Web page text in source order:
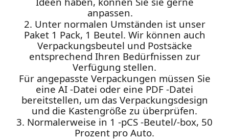
anpassen.
2. Unter normalen Umständen ist unser
Paket 1 Pack, 1 Beutel. Wir können auch
Verpackungsbeutel und Postsäcke
entsprechend Ihren Bedürfnissen zur
Verfügung stellen.
Für angepasste Verpackungen müssen Sie
eine AI -Datei oder eine PDF -Datei
bereitstellen, um das Verpackungsdesign
und die Kastengröße zu überprüfen.
3. Normalerweise in 1 -pCS -Beutel/-box, 50
Prozent pro Auto.